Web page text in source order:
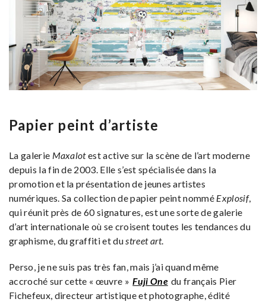
Papier peint d’artiste
La galerie Maxalotest active sur la scène de l’art moderne
depuis la fin de 2003. Elle s’est spécialisée dans la
promotion et la présentation de jeunes artistes
numériques. Sa collection de papier peint nommé Explosif,
qui réunit près de 60 signatures, est une sorte de galerie
d’art internationale où se croisent toutes les tendances du
graphisme, du graffiti et dustreet art.
Perso, je ne suis pas très fan, mais j’ai quand même
accroché sur cette « œuvre » Fuji One du français Pier
Fichefeux, directeur artistique et photographe, édité